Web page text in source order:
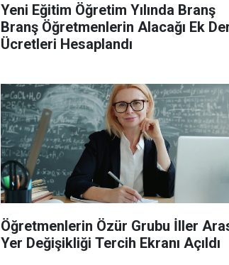
Yeni Eğitim Öğretim Yılında Branş
Branş Öğretmenlerin Alacağı Ek
Ücretleri Hesaplandı
Öğretmenlerin Özür Grubu İller
Yer Değişikliği Tercih Ekranı Açıldı